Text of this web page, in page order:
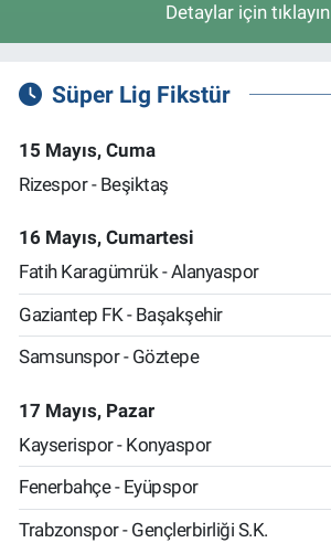
Detaylar için tıklayın
Süper Lig Fikstür
15 Mayıs, Cuma
Rizespor - Beşiktaş
16 Mayıs, Cumartesi
Fatih Karagümrük - Alanyaspor
Gaziantep FK - Başakşehir
Samsunspor - Göztepe
17 Mayıs, Pazar
Kayserispor - Konyaspor
Fenerbahçe - Eyüpspor
Trabzonspor - Gençlerbirliği S.K.